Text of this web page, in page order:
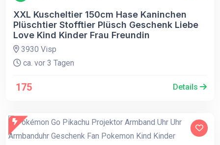
XXL Kuscheltier 150cm Hase Kaninchen
Plüschtier Stofftier Plüsch Geschenk Liebe
Love Kind Kinder Frau Freundin
3930 Visp
ca. vor 3 Tagen
175 Details